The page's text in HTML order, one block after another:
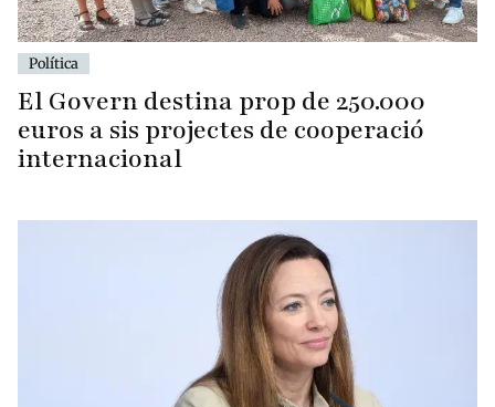
Política
El Govern destina prop de 250.000
euros a sis projectes de cooperació
internacional